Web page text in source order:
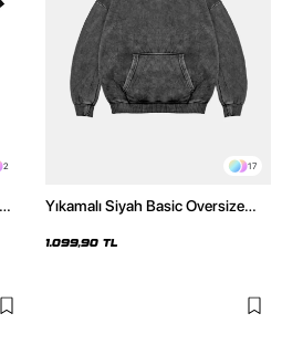
2 17
Yıkamalı Siyah Basic Oversize
1.099,90 TL